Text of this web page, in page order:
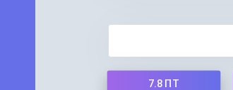
7.8 ПТ